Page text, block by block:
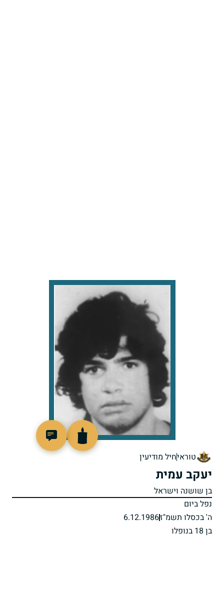
טוראיחיל מודיעין
יעקב עמית
בן שושנה וישראל
נפל ביום
ה' בכסלו תשמ"ז6.12.1986
בן 18 בנופלו